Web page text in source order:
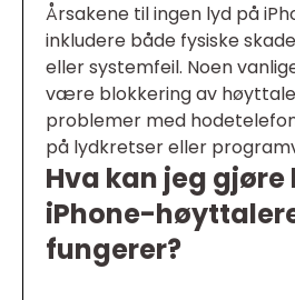
Årsakene til ingen lyd på
inkludere både fysiske
eller systemfeil. Noen
være blokkering av
problemer med
på lydkretser eller
Hva kan jeg gjøre
iPhone-
fungerer?